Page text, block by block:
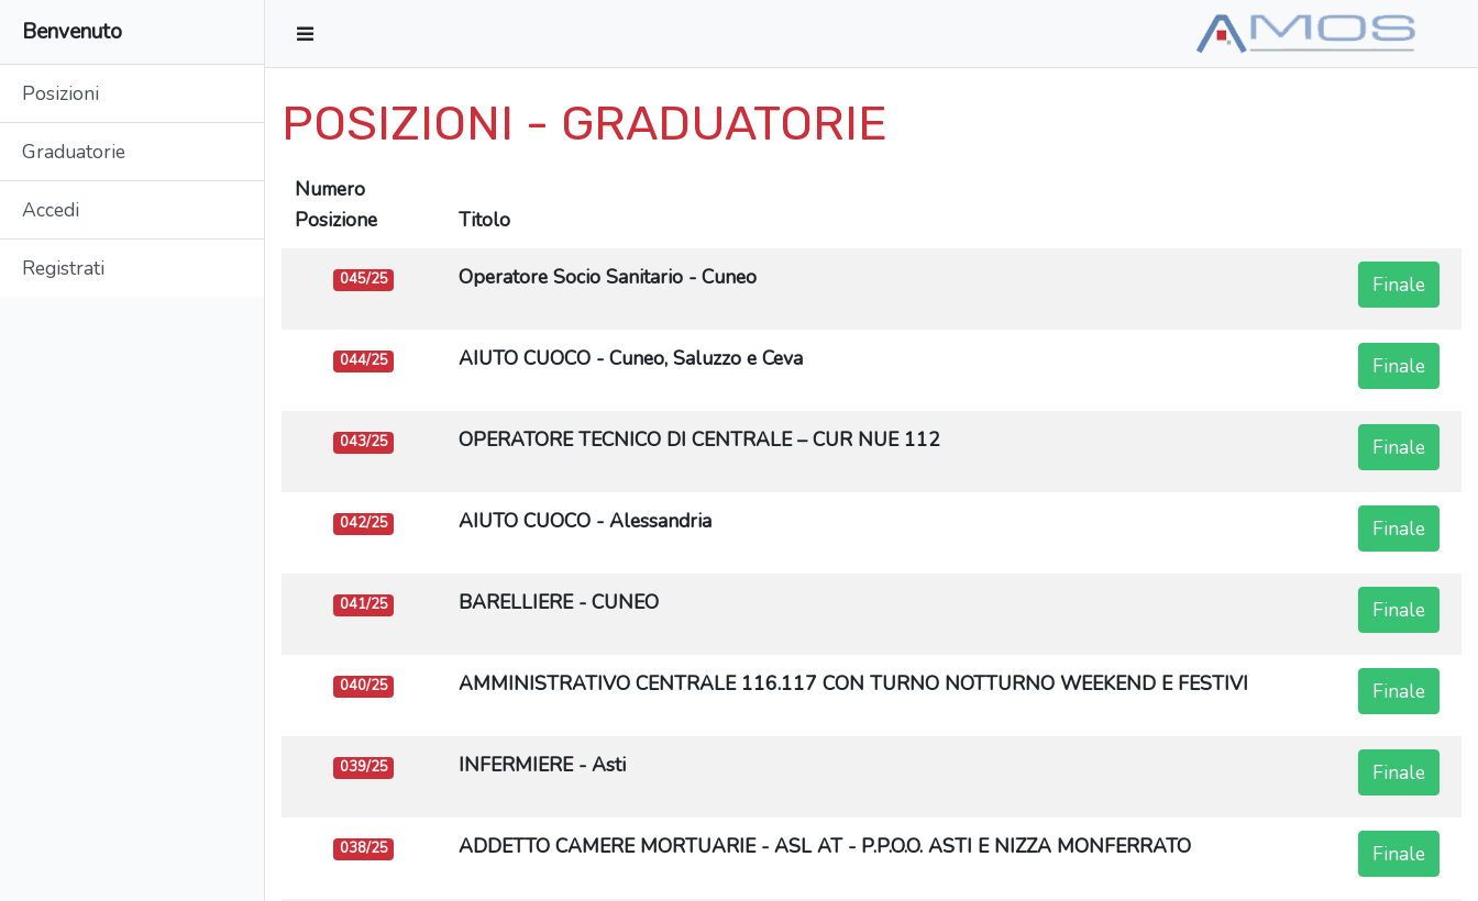
Benvenuto
Posizioni
Graduatorie
Accedi
Registrati
POSIZIONI - GRADUATORIE
Numero
Posizione
Titolo
045/25 Operatore Socio Sanitario - Cuneo Finale
044/25 AIUTO CUOCO - Cuneo, Saluzzo e Ceva Finale
043/25 OPERATORE TECNICO DI CENTRALE – CUR NUE 112 Finale
042/25 AIUTO CUOCO - Alessandria Finale
041/25 BARELLIERE - CUNEO Finale
040/25 AMMINISTRATIVO CENTRALE 116.117 CON TURNO NOTTURNO WEEKEND E FESTIVI Finale
039/25 INFERMIERE - Asti Finale
038/25 ADDETTO CAMERE MORTUARIE - ASL AT - P.P.O.O. ASTI E NIZZA MONFERRATO Finale